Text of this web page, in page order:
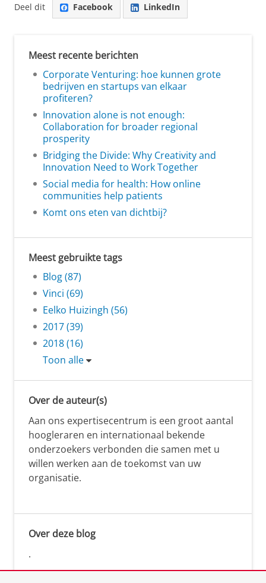
Deel dit Facebook LinkedIn
Meest recente berichten
Corporate Venturing: hoe kunnen grote
bedrijven en startups van elkaar
profiteren?
Innovation alone is not enough:
Collaboration for broader regional
prosperity
Bridging the Divide: Why Creativity and
Innovation Need to Work Together
Social media for health: How online
communities help patients
Komt ons eten van dichtbij?
Meest gebruikte tags
Blog (87)
Vinci (69)
Eelko Huizingh (56)
2017 (39)
2018 (16)
Toon alle
Over de auteur(s)
Aan ons expertisecentrum is een groot aantal
hoogleraren en internationaal bekende
onderzoekers verbonden die samen met u
willen werken aan de toekomst van uw
organisatie.
Over deze blog
.